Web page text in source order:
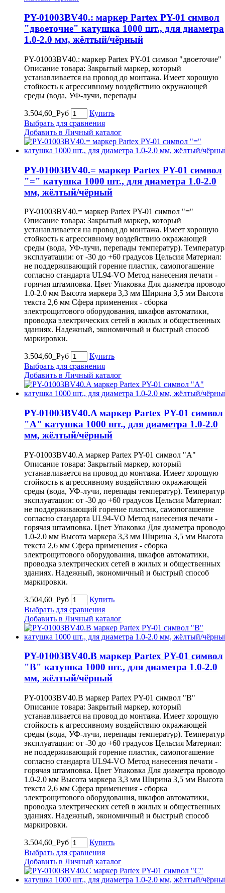
PY-01003BV40.: маркер Partex PY-01 символ
"двоеточие" катушка 1000 шт., для диаметра
1.0-2.0 мм, жёлтый/чёрный
PY-01003BV40.: маркер Partex PY-01 символ "двоеточие"
Описание товара: Закрытый маркер, который
устанавливается на провод до монтажа. Имеет хорошую
стойкость к агрессивному воздействию окружающей
среды (вода, УФ-лучи, перепады
3.504,60_Руб
Купить
Выбрать для сравнения
Добавить в Личный каталог
PY-01003BV40.= маркер Partex PY-01 символ
"=" катушка 1000 шт., для диаметра 1.0-2.0
мм, жёлтый/чёрный
PY-01003BV40.= маркер Partex PY-01 символ "="
Описание товара: Закрытый маркер, который
устанавливается на провод до монтажа. Имеет хорошую
стойкость к агрессивному воздействию окражающей
среды (вода, УФ-лучи, перепады температур).
эксплуатации: от -30 до +60 градусов Цельсия Материал:
не поддерживающий горение пластик, самопогашение
согласно стандарта UL94-VO Метод нанесения печати -
горячая штамповка. Цвет Упаковка Для диаметра
1.0-2.0 мм Высота маркера 3,3 мм Ширина 3,5 мм Высота
текста 2,6 мм Сфера применения - сборка
электрощитового оборудования, шкафов автоматики,
проводка электрических сетей в жилых и общественных
зданиях. Надежный, экономичный и быстрый способ
маркировки.
3.504,60_Руб
Купить
Выбрать для сравнения
Добавить в Личный каталог
PY-01003BV40.A маркер Partex PY-01 символ
"A" катушка 1000 шт., для диаметра 1.0-2.0
мм, жёлтый/чёрный
PY-01003BV40.A маркер Partex PY-01 символ "A"
Описание товара: Закрытый маркер, который
устанавливается на провод до монтажа. Имеет хорошую
стойкость к агрессивному воздействию окражающей
среды (вода, УФ-лучи, перепады температур).
эксплуатации: от -30 до +60 градусов Цельсия Материал:
не поддерживающий горение пластик, самопогашение
согласно стандарта UL94-VO Метод нанесения печати -
горячая штамповка. Цвет Упаковка Для диаметра
1.0-2.0 мм Высота маркера 3,3 мм Ширина 3,5 мм Высота
текста 2,6 мм Сфера применения - сборка
электрощитового оборудования, шкафов автоматики,
проводка электрических сетей в жилых и общественных
зданиях. Надежный, экономичный и быстрый способ
маркировки.
3.504,60_Руб
Купить
Выбрать для сравнения
Добавить в Личный каталог
PY-01003BV40.B маркер Partex PY-01 символ
"B" катушка 1000 шт., для диаметра 1.0-2.0
мм, жёлтый/чёрный
PY-01003BV40.B маркер Partex PY-01 символ "B"
Описание товара: Закрытый маркер, который
устанавливается на провод до монтажа. Имеет хорошую
стойкость к агрессивному воздействию окражающей
среды (вода, УФ-лучи, перепады температур).
эксплуатации: от -30 до +60 градусов Цельсия Материал:
не поддерживающий горение пластик, самопогашение
согласно стандарта UL94-VO Метод нанесения печати -
горячая штамповка. Цвет Упаковка Для диаметра
1.0-2.0 мм Высота маркера 3,3 мм Ширина 3,5 мм Высота
текста 2,6 мм Сфера применения - сборка
электрощитового оборудования, шкафов автоматики,
проводка электрических сетей в жилых и общественных
зданиях. Надежный, экономичный и быстрый способ
маркировки.
3.504,60_Руб
Купить
Выбрать для сравнения
Добавить в Личный каталог